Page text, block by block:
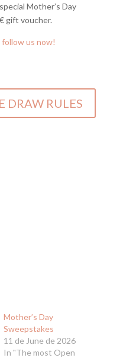
Mother’s Day
gift voucher.
follow us now!
DRAW RULES
Mother’s Day
Sweepstakes
11 de June de 2026
In "The most Open